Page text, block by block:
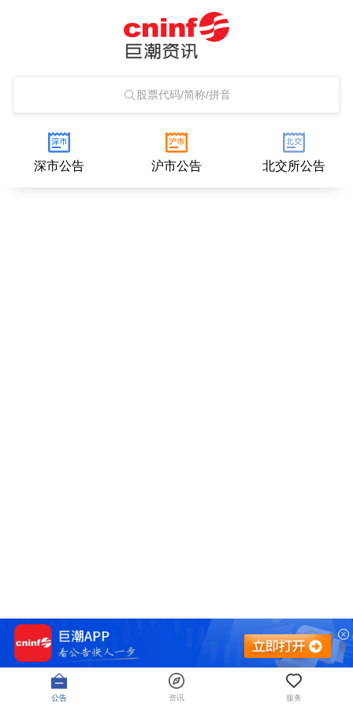
股票代码/简称/拼音
深市公告 沪市公告 北交所公告
公告 资讯 服务